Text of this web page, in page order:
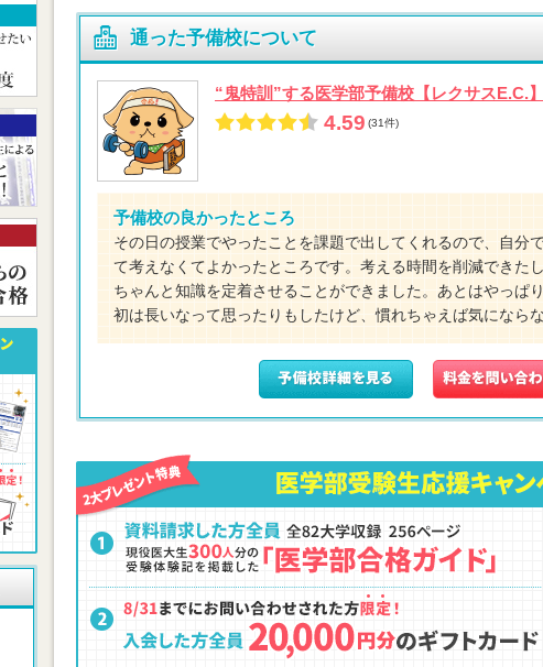
通った予備校について
“鬼特訓”する医学部予備校【レクサスE.C.】
4.59 (31件)
予備校の良かったところ
その日の授業でやったことを課題で出してくれるので、自分
て考えなくてよかったところです。考える時間を削減できた
ちゃんと知識を定着させることができました。あとはやっぱ
初は長いなって思ったりもしたけど、慣れちゃえば気になら